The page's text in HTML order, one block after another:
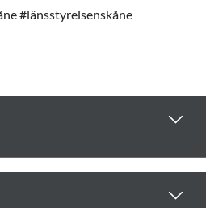
#länsstyrelsenskåne